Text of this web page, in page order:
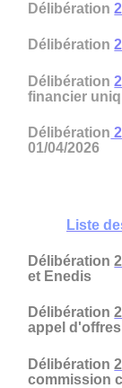
Délibération
Délibération
Délibération
financier
Délibération
01/04/2026
Liste
Délibération
et Enedis
Délibération
appel d'offres
Délibération
commission